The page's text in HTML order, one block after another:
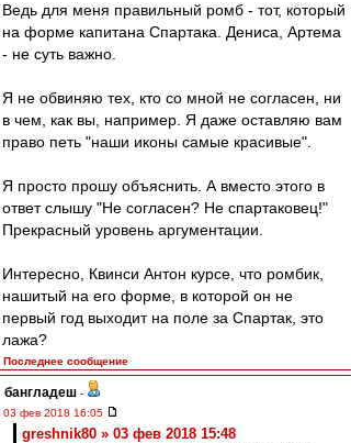
Ведь для меня правильный ромб - тот, который
на форме капитана Спартака. Дениса, Артема
- не суть важно.
Я не обвиняю тех, кто со мной не согласен, ни
в чем, как вы, например. Я даже оставляю вам
право петь "наши иконы самые красивые".
Я просто прошу объяснить. А вместо этого в
ответ слышу "Не согласен? Не спартаковец!"
Прекрасный уровень аргументации.
Интересно, Квинси Антон курсе, что ромбик,
нашитый на его форме, в которой он не
первый год выходит на поле за Спартак, это
лажа?
Последнее сообщение
бангладеш -
03 фев 2018 16:05
greshnik80 » 03 фев 2018 15:48